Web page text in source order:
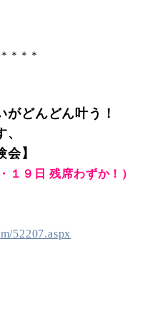
＊＊＊
がどんどん叶う！
】
１９日 残席わずか！）
52207.aspx